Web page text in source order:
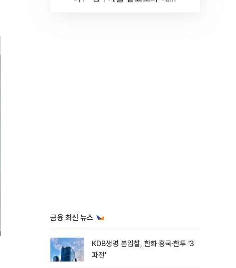
금융 최신 뉴스
KDB생명 본입찰, 한화·흥국·한투 '3
파전'